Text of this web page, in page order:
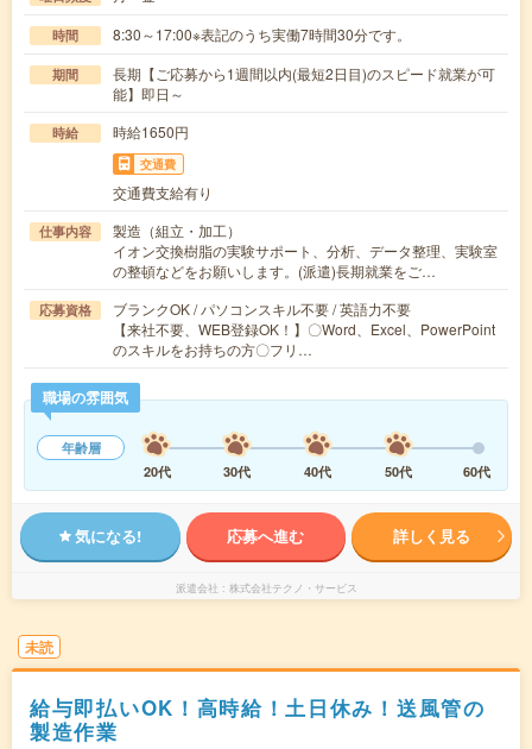
時間 8:30～17:00※表記のうち実働7時間30分です。
期間
長期【ご応募から1週間以内(最短2日目)のスピード就業が可
能】即日～
時給 時給1650円
交通費
交通費支給有り
仕事内容
製造（組立・加工）
イオン交換樹脂の実験サポート、分析、データ整理、実験室
の整頓などをお願いします。(派遣)長期就業をご…
応募資格
ブランクOK / パソコンスキル不要 / 英語力不要
【来社不要、WEB登録OK！】〇Word、Excel、PowerPoint
のスキルをお持ちの方〇フリ…
職場の雰囲気
年齢層
20代
30代 40代 50代 60代
気になる! 応募へ進む 詳しく見る
派遣会社 株式会社テクノ・サービス
未読
給与即払いOK！高時給！土日休み！送風管の
製造作業